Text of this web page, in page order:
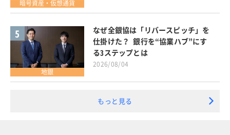
暗号資産・仮想通貨
5
地銀
なぜ全銀協は「リバースピッチ」を
仕掛けた？ 銀行を“協業ハブ”にす
る3ステップとは
2026/08/04
もっと見る